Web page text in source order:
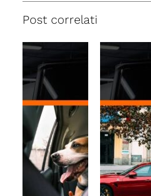
Post correlati